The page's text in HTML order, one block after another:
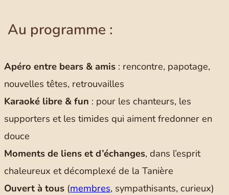
Au programme :
Apéro entre bears & amis : rencontre, papotage,
nouvelles têtes, retrouvailles
Karaoké libre & fun : pour les chanteurs, les
supporters et les timides qui aiment fredonner en
douce
Moments de liens et d’échanges, dans l’esprit
chaleureux et décomplexé de la Tanière
Ouvert à tous (membres, sympathisants, curieux)